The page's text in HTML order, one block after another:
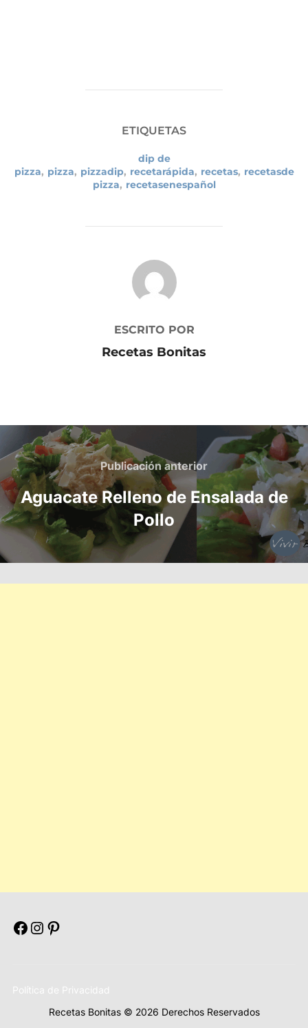
ETIQUETAS
dip de
pizza, pizza, pizzadip, recetarápida, recetas, recetasde
pizza, recetasenespañol
AUTOR DE LA PUBLICACIÓN
ESCRITO POR
Recetas Bonitas
Navegación
de
entradas
Publicación
anterior
Publicación anterior
Aguacate Relleno de Ensalada de
Pollo
Facebook
Instagram
Pinterest
Política de Privacidad
Recetas Bonitas © 2026 Derechos Reservados